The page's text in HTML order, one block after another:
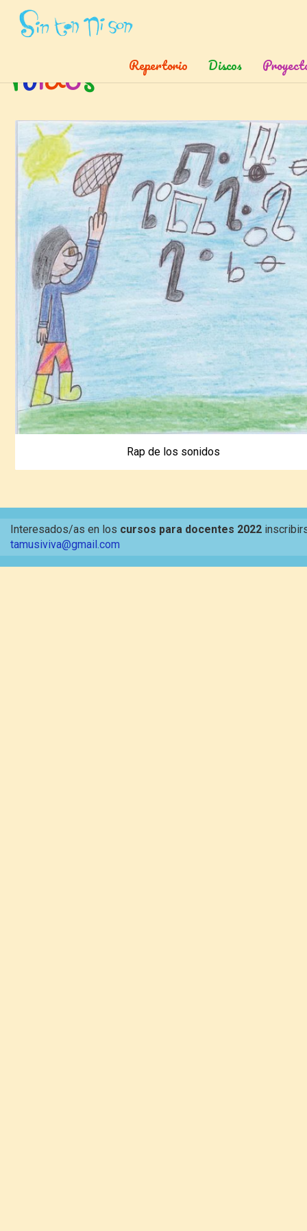
Repertorio Discos
Inicio » Etiquetas » Ruidos
ruidos
Rap de los sonidos
Interesados/as en los cursos para docentes 2022
tamusiviva@gmail.com